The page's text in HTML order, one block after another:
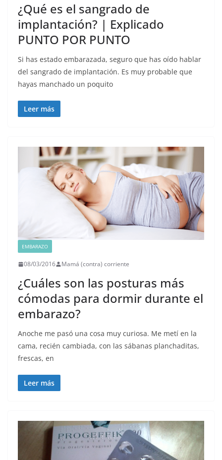
¿Qué es el sangrado de
implantación? | Explicado
PUNTO POR PUNTO
Si has estado embarazada, seguro que has oído hablar
del sangrado de implantación. Es muy probable que
hayas manchado un poquito
Leer más
EMBARAZO
08/03/2016 Mamá (contra) corriente
¿Cuáles son las posturas más
cómodas para dormir durante el
embarazo?
Anoche me pasó una cosa muy curiosa. Me metí en la
cama, recién cambiada, con las sábanas planchaditas,
frescas, en
Leer más